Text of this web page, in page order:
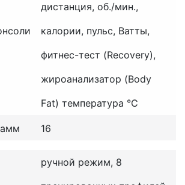
дистанция, об./мин.,
калории, пульс, Ватты,
фитнес-тест (Recovery),
жироанализатор (Body
Fat) температура °C
16
ручной режим, 8